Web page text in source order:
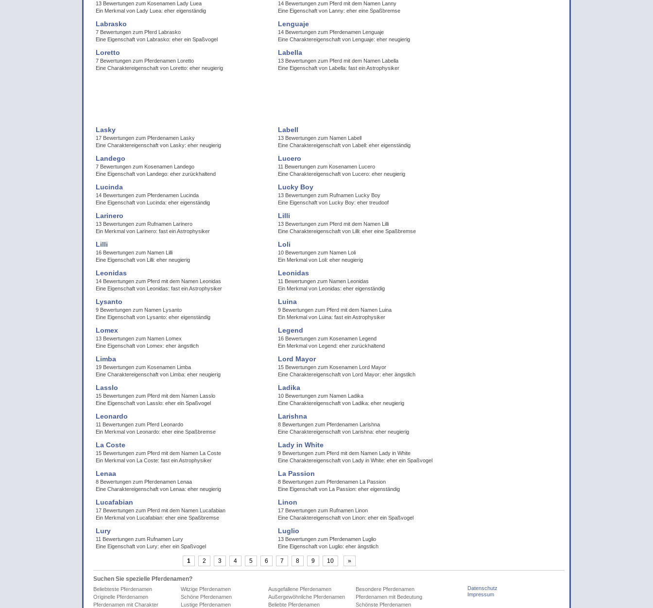
13 Bewertungen zum Kosenamen Lady Luea
Ein Merkmal von Lady Luea: eher eigenständig
14 Bewertungen zum Pferd mit dem Namen Lanny
Eine Eigenschaft von Lanny: eher eine Spaßbremse
Labrasko
7 Bewertungen zum Pferd Labrasko
Eine Eigenschaft von Labrasko: eher ein Spaßvogel
Lenguaje
14 Bewertungen zum Pferdenamen Lenguaje
Eine Charaktereigenschaft von Lenguaje: eher neugierig
Loretto
7 Bewertungen zum Pferdenamen Loretto
Eine Charaktereigenschaft von Loretto: eher neugierig
Labella
13 Bewertungen zum Pferd mit dem Namen Labella
Eine Eigenschaft von Labella: fast ein Astrophysiker
Lasky
17 Bewertungen zum Pferdenamen Lasky
Eine Charaktereigenschaft von Lasky: eher neugierig
Labell
13 Bewertungen zum Namen Labell
Eine Charaktereigenschaft von Labell: eher eigenständig
Landego
7 Bewertungen zum Kosenamen Landego
Eine Eigenschaft von Landego: eher zurückhaltend
Lucero
11 Bewertungen zum Kosenamen Lucero
Eine Charaktereigenschaft von Lucero: eher neugierig
Lucinda
14 Bewertungen zum Pferdenamen Lucinda
Eine Eigenschaft von Lucinda: eher eigenständig
Lucky Boy
13 Bewertungen zum Rufnamen Lucky Boy
Eine Eigenschaft von Lucky Boy: eher treudoof
Larinero
13 Bewertungen zum Rufnamen Larinero
Ein Merkmal von Larinero: fast ein Astrophysiker
Lilli
13 Bewertungen zum Pferd mit dem Namen Lilli
Eine Charaktereigenschaft von Lilli: eher eine Spaßbremse
Lilli
16 Bewertungen zum Namen Lilli
Eine Eigenschaft von Lilli: eher neugierig
Loli
10 Bewertungen zum Namen Loli
Ein Merkmal von Loli: eher neugierig
Leonidas
14 Bewertungen zum Pferd mit dem Namen Leonidas
Eine Eigenschaft von Leonidas: fast ein Astrophysiker
Leonidas
11 Bewertungen zum Namen Leonidas
Ein Merkmal von Leonidas: eher eigenständig
Lysanto
9 Bewertungen zum Namen Lysanto
Eine Eigenschaft von Lysanto: eher eigenständig
Luina
9 Bewertungen zum Pferd mit dem Namen Luina
Ein Merkmal von Luina: fast ein Astrophysiker
Lomex
13 Bewertungen zum Namen Lomex
Eine Eigenschaft von Lomex: eher ängstlich
Legend
16 Bewertungen zum Kosenamen Legend
Ein Merkmal von Legend: eher zurückhaltend
Limba
19 Bewertungen zum Kosenamen Limba
Eine Charaktereigenschaft von Limba: eher neugierig
Lord Mayor
15 Bewertungen zum Kosenamen Lord Mayor
Eine Charaktereigenschaft von Lord Mayor: eher ängstlich
Lasslo
15 Bewertungen zum Pferd mit dem Namen Lasslo
Eine Eigenschaft von Lasslo: eher ein Spaßvogel
Ladika
10 Bewertungen zum Namen Ladika
Eine Charaktereigenschaft von Ladika: eher neugierig
Leonardo
11 Bewertungen zum Pferd Leonardo
Ein Merkmal von Leonardo: eher eine Spaßbremse
Larishna
8 Bewertungen zum Pferdenamen Larishna
Eine Charaktereigenschaft von Larishna: eher neugierig
La Coste
15 Bewertungen zum Pferd mit dem Namen La Coste
Ein Merkmal von La Coste: fast ein Astrophysiker
Lady in White
9 Bewertungen zum Pferd mit dem Namen Lady in White
Eine Charaktereigenschaft von Lady in White: eher ein Spaßvogel
Lenaa
8 Bewertungen zum Pferdenamen Lenaa
Eine Charaktereigenschaft von Lenaa: eher neugierig
La Passion
8 Bewertungen zum Pferdenamen La Passion
Eine Eigenschaft von La Passion: eher eigenständig
Lucafabian
17 Bewertungen zum Pferd mit dem Namen Lucafabian
Ein Merkmal von Lucafabian: eher eine Spaßbremse
Linon
17 Bewertungen zum Rufnamen Linon
Eine Charaktereigenschaft von Linon: eher ein Spaßvogel
Lury
11 Bewertungen zum Rufnamen Lury
Eine Eigenschaft von Lury: eher ein Spaßvogel
Luglio
13 Bewertungen zum Pferdenamen Luglio
Eine Eigenschaft von Luglio: eher ängstlich
1 2 3 4 5 6 7 8 9 10 »
Suchen Sie spezielle Pferdenamen?
Beliebteste Pferdenamen Witzige Pferdenamen Ausgefallene Pferdenamen
Besondere Pferdenamen
Originelle Pferdenamen
Schöne Pferdenamen Außergewöhnliche Pferdenamen
Pferdenamen mit Bedeutung
Pferdenamen mit Charakter
Lustige Pferdenamen Beliebte Pferdenamen Schönste Pferdenamen
Datenschutz
Impressum